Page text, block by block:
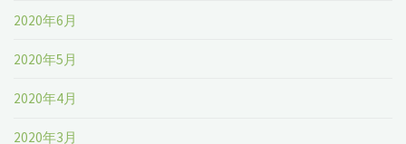
2020年6月
2020年5月
2020年4月
2020年3月